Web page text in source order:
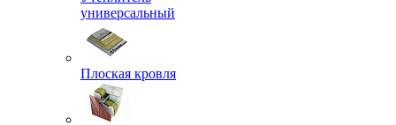
универсальный
Плоская кровля